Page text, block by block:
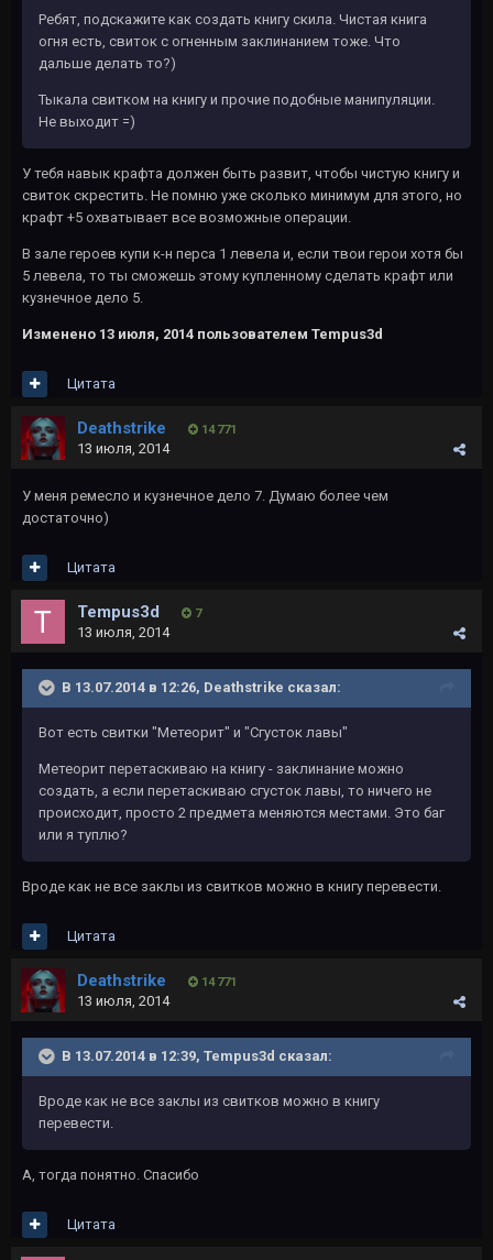
Ребят, подскажите как создать книгу скила. Чистая книга
огня есть, свиток с огненным заклинанием тоже. Что
дальше делать то?)
Тыкала свитком на книгу и прочие подобные манипуляции.
Не выходит =)
У тебя навык крафта должен быть развит, чтобы чистую книгу и
свиток скрестить. Не помню уже сколько минимум для этого, но
крафт +5 охватывает все возможные операции.
В зале героев купи к-н перса 1 левела и, если твои герои хотя бы
5 левела, то ты сможешь этому купленному сделать крафт или
кузнечное дело 5.
Изменено 13 июля, 2014 пользователем Tempus3d
Цитата
Deathstrike 14 771
13 июля, 2014
У меня ремесло и кузнечное дело 7. Думаю более чем
достаточно)
Цитата
Tempus3d 7
13 июля, 2014
В 13.07.2014 в 12:26, Deathstrike сказал:
Вот есть свитки "Метеорит" и "Сгусток лавы"
Метеорит перетаскиваю на книгу - заклинание можно
создать, а если перетаскиваю сгусток лавы, то ничего не
происходит, просто 2 предмета меняются местами. Это баг
или я туплю?
Вроде как не все заклы из свитков можно в книгу перевести.
Цитата
Deathstrike 14 771
13 июля, 2014
В 13.07.2014 в 12:39, Tempus3d сказал:
Вроде как не все заклы из свитков можно в книгу
перевести.
А, тогда понятно. Спасибо
Цитата